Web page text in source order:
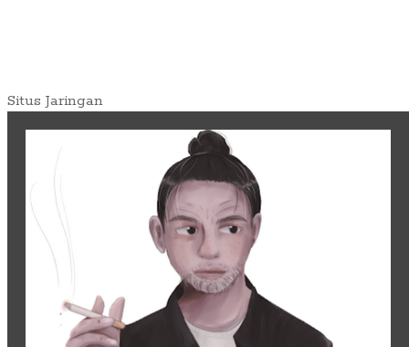
Situs Jaringan